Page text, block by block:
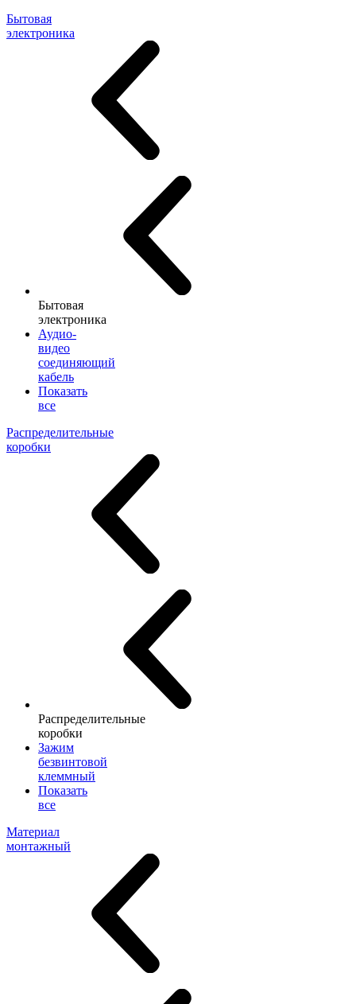
Бытовая
электроника
Бытовая
электроника
Аудио-
видео
соединяющий
кабель
Показать
все
Распределительные
коробки
Распределительные
коробки
Зажим
безвинтовой
клеммный
Показать
все
Материал
монтажный